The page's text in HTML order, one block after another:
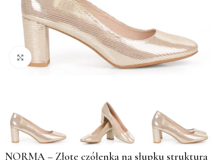
Kliknij, aby powiększyć
NORMA – Złote czółenka na słupku struktura